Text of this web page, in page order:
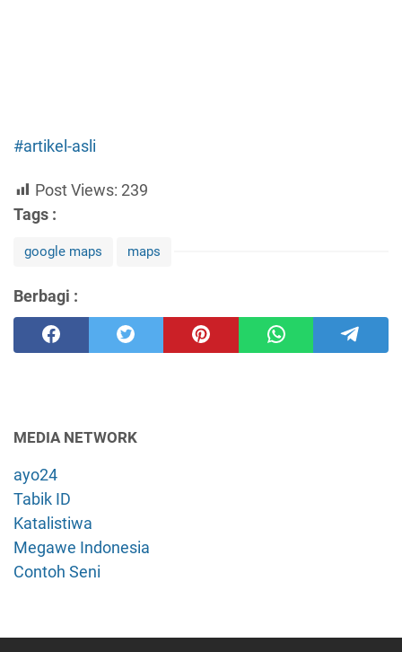
#artikel-asli
Post Views: 239
Tags :
google maps maps
Berbagi :
MEDIA NETWORK
ayo24
Tabik ID
Katalistiwa
Megawe Indonesia
Contoh Seni